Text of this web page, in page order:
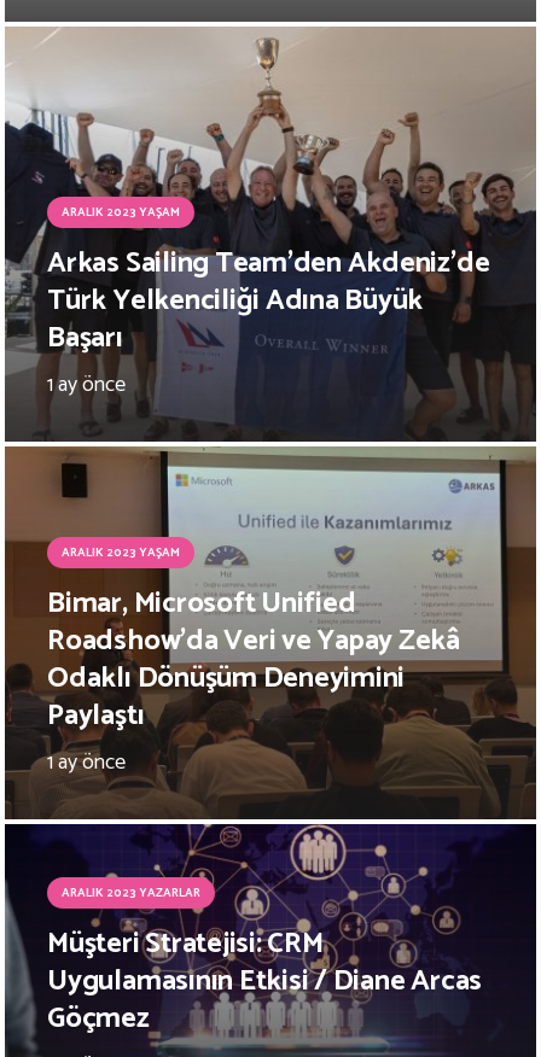
ARALIK 2023 YAŞAM
Arkas Sailing Team’den Akdeniz’de
Türk Yelkenciliği Adına Büyük
Başarı
1 ay önce
ARALIK 2023 YAŞAM
Bimar, Microsoft Unified
Roadshow’da Veri ve Yapay Zekâ
Odaklı Dönüşüm Deneyimini
Paylaştı
1 ay önce
ARALIK 2023 YAZARLAR
Müşteri Stratejisi: CRM
Uygulamasının Etkisi / Diane Arcas
Göçmez